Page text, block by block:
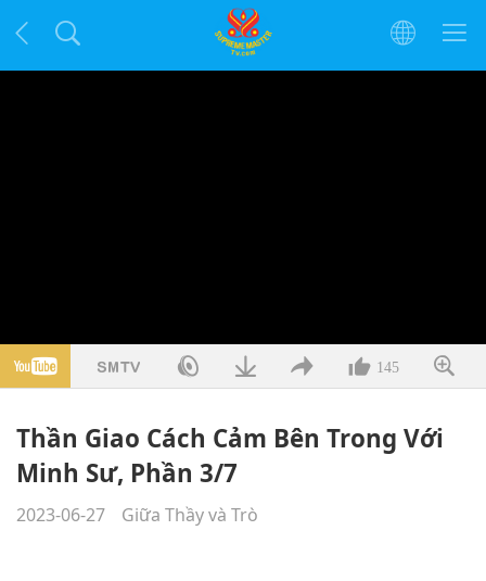
145
Thần Giao Cách Cảm Bên Trong Với
Minh Sư, Phần 3/7
2023-06-27 Giữa Thầy và Trò